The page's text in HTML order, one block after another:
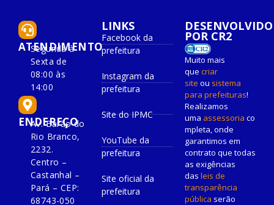
ATENDIMENTO
Segunda à
Sexta de
08:00 às
14:00
ENDEREÇO
Av. Barão do
Rio Branco,
2232.
Centro –
Castanhal –
Pará – CEP:
68743-050
LINKS
Facebook da
prefeitura
Instagram da
prefeitura
Site do IPMC
YouTube da
prefeitura
Site oficial da
prefeitura
DESENVOLVIDO
POR CR2
Muito mais
que criar
site ou sistema
para prefeituras!
Realizamos
uma assessoria co
mpleta, onde
garantimos em
contrato que todas
as exigências
das leis de
transparência
pública serão